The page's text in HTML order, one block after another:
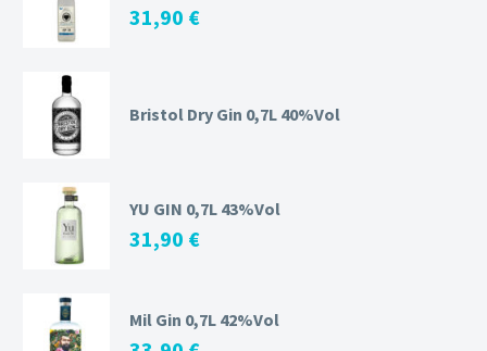
31,90 €
Bristol Dry Gin 0,7L 40%Vol
YU GIN 0,7L 43%Vol
31,90 €
Mil Gin 0,7L 42%Vol